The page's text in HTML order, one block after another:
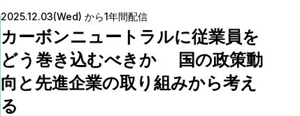
や、企業がどのように取り組みを進めているのかについても
解説します。「正解が一つではない」このテーマにおいて、
Scope3対応を加速するためのヒントや、今後の戦略を考える
材料をお届けします。脱炭素競争を勝ち抜く“次の一手”を見つ
けるために、ぜひご視聴ください。▼このような方におすす
めです▼・Scope3削減に課題を感じている方・低CO₂電気炉
鋼材の最新事例を知りたい方・国際的な脱炭素規制（SSBJ／
2025.12.03(Wed) から1年間配信
カーボンニュートラルに従業員を
どう巻き込むべきか 国の政策動
向と先進企業の取り組みから考え
る